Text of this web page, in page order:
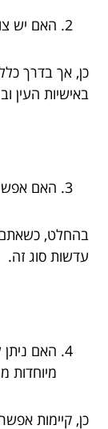
האם יש
כן, אך בדרך
באישיות העין
האם
בהחלט, כשאתם
עדשות סוג זה.
האם ניתן
מיוחדות
כן, קיימות